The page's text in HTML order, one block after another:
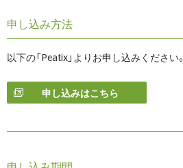
申し込み方法
以下の「Peatix」よりお申し込みください。
申し込みはこちら